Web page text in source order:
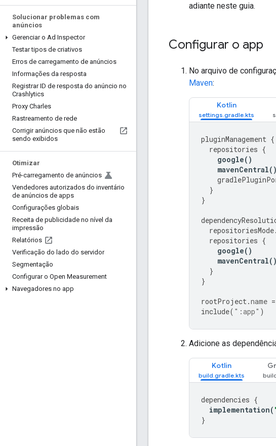
Solucionar problemas com
anúncios
Gerenciar o Ad Inspector
Testar tipos de criativos
Erros de carregamento de anúncios
Informações da resposta
Registrar ID de resposta do anúncio no
Crashlytics
Proxy Charles
Rastreamento de rede
Corrigir anúncios que não estão
sendo exibidos
Otimizar
Pré-carregamento de anúncios
Vendedores autorizados do inventário
de anúncios de apps
Configurações globais
Receita de publicidade no nível da
impressão
Relatórios
Verificação do lado do servidor
Segmentação
Configurar o Open Measurement
Navegadores no app
adiante neste guia.
Configurar o app
No arquivo de
Maven:
Kotlin
pluginManagement {
repositories {
google()
mavenCentral()
}
}
repositoriesMode.
repositories {
google()
mavenCentral()
}
}
rootProject.name =
include( ":app" )
Adicione as
Kotlin
dependencies {
implementation(
}